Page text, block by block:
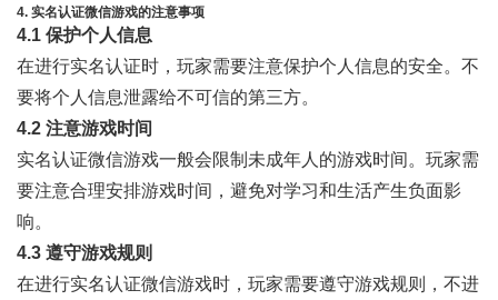
4. 实名认证微信游戏的注意事项
4.1 保护个人信息
在进行实名认证时，玩家需要注意保护个人信息的安全。不
要将个人信息泄露给不可信的第三方。
4.2 注意游戏时间
实名认证微信游戏一般会限制未成年人的游戏时间。玩家需
要注意合理安排游戏时间，避免对学习和生活产生负面影
响。
4.3 遵守游戏规则
在进行实名认证微信游戏时，玩家需要遵守游戏规则，不进